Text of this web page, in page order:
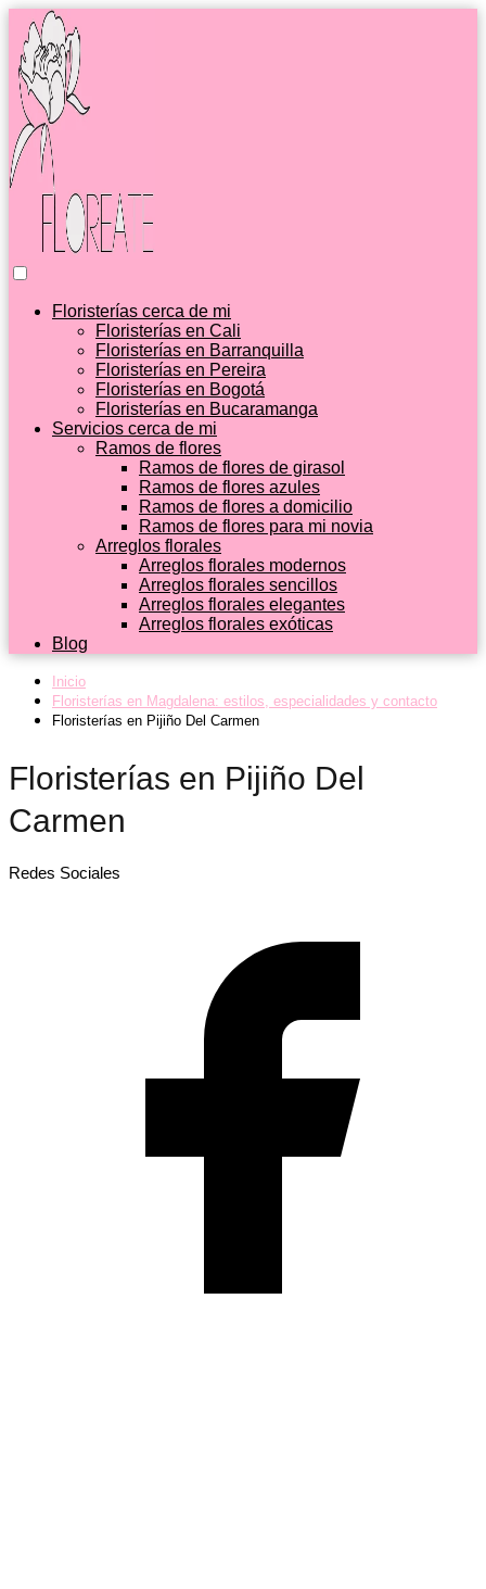
Floristerías cerca de mi
Floristerías en Cali
Floristerías en Barranquilla
Floristerías en Pereira
Floristerías en Bogotá
Floristerías en Bucaramanga
Servicios cerca de mi
Ramos de flores
Ramos de flores de girasol
Ramos de flores azules
Ramos de flores a domicilio
Ramos de flores para mi novia
Arreglos florales
Arreglos florales modernos
Arreglos florales sencillos
Arreglos florales elegantes
Arreglos florales exóticas
Blog
Inicio
Floristerías en Magdalena: estilos, especialidades y contacto
Floristerías en Pijiño Del Carmen
Floristerías en Pijiño Del
Carmen
Redes Sociales